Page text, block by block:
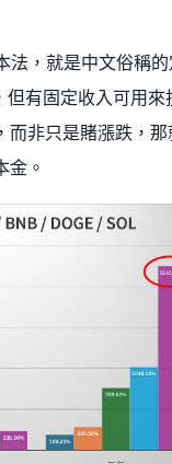
法，就是中文俗稱
但有固定收入可用來
而非只是賭漲跌，那
金。